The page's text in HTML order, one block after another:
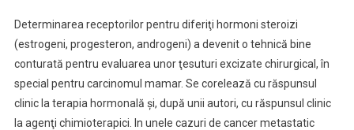
Determinarea receptorilor pentru diferiţi hormoni steroizi
(estrogeni, progesteron, androgeni) a devenit o tehnică bine
conturată pentru evaluarea unor ţesuturi excizate chirurgical, în
special pentru carcinomul mamar. Se corelează cu răspunsul
clinic la terapia hormonală şi, după unii autori, cu răspunsul clinic
la agenţi chimioterapici. In unele cazuri de cancer metastatic